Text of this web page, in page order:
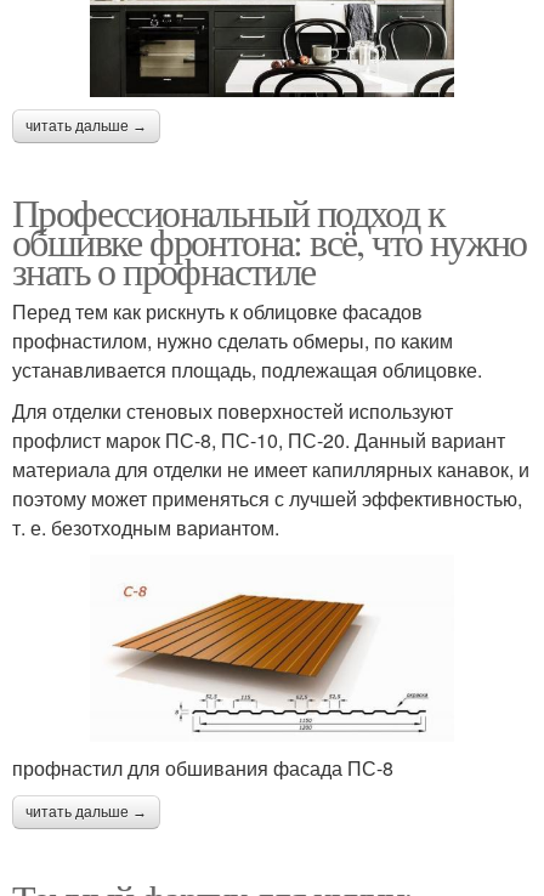
читать дальше →
Профессиональный подход к
обшивке фронтона: всё, что нужно
знать о профнастиле
Перед тем как рискнуть к облицовке фасадов
профнастилом, нужно сделать обмеры, по каким
устанавливается площадь, подлежащая облицовке.
Для отделки стеновых поверхностей используют
профлист марок ПС-8, ПС-10, ПС-20. Данный вариант
материала для отделки не имеет капиллярных канавок, и
поэтому может применяться с лучшей эффективностью,
т. е. безотходным вариантом.
профнастил для обшивания фасада ПС-8
читать дальше →